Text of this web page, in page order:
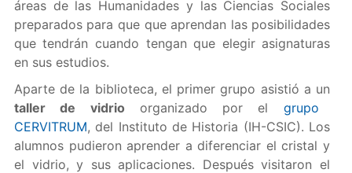
áreas de las Humanidades y las Ciencias Sociales
preparados para que que aprendan las posibilidades
que tendrán cuando tengan que elegir asignaturas
en sus estudios.
Aparte de la biblioteca, el primer grupo asistió a un
taller de vidrio organizado por el grupo
CERVITRUM, del Instituto de Historia (IH-CSIC). Los
alumnos pudieron aprender a diferenciar el cristal y
el vidrio, y sus aplicaciones. Después visitaron el